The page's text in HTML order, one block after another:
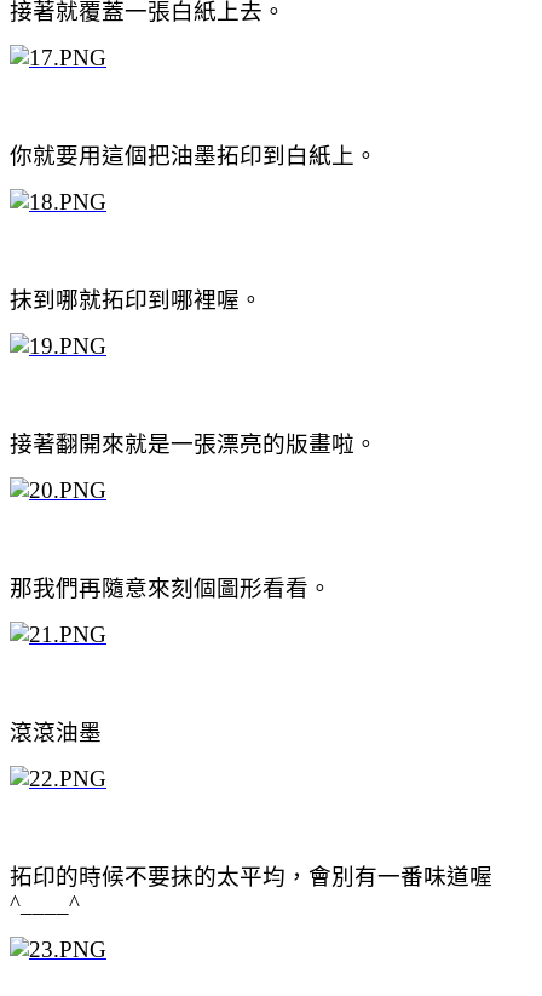
接著就覆蓋一張白紙上去。
你就要用這個把油墨拓印到白紙上。
抹到哪就拓印到哪裡喔。
接著翻開來就是一張漂亮的版畫啦。
那我們再隨意來刻個圖形看看。
滾滾油墨
拓印的時候不要抹的太平均，會別有一番味道喔
^____^